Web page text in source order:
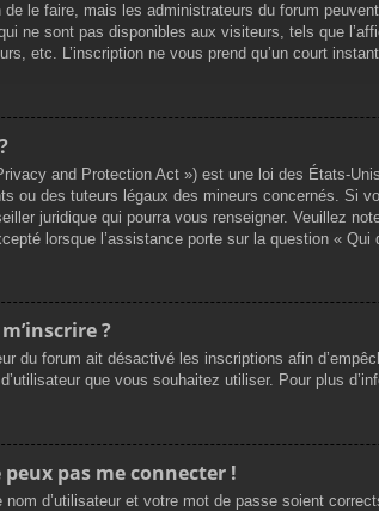
de le faire, mais les administrateurs du forum
ne sont pas disponibles aux visiteurs, tels que
etc. L’inscription ne vous prend qu’un court
and Protection Act ») est une loi des États-
ou des tuteurs légaux des mineurs concernés. Si
juridique qui pourra vous renseigner. Veuillez
lorsque l’assistance porte sur la question «
?
du forum ait désactivé les inscriptions afin
que vous souhaitez utiliser. Pour plus
pas me connecter !
d’utilisateur et votre mot de passe soient